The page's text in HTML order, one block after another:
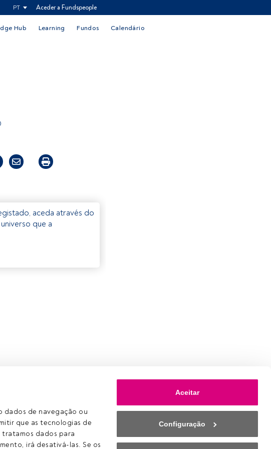
dados de navegação ou
que as tecnologias de
tratamos dados para
irá desativá-las. Se os
Aceitar
Configuração
PT Aceder a Fundspeople
Hub Learning Fundos Calendário
aceda através do
que a